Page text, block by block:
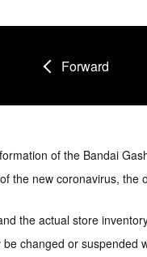
Forward
of the Bandai
the new coronavirus,
the actual store
changed or suspended